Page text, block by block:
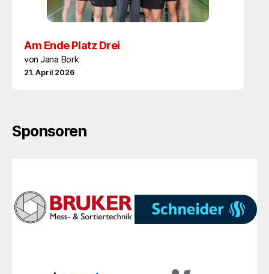
Am Ende Platz Drei
von Jana Bork
21. April 2026
Sponsoren